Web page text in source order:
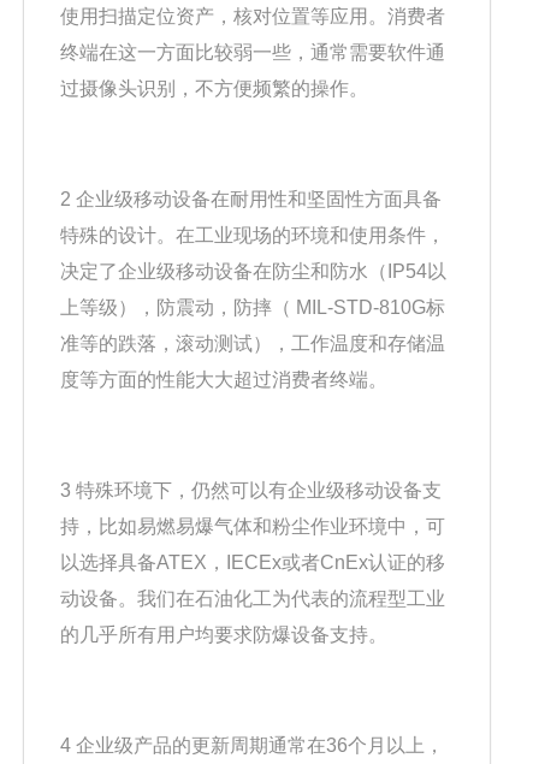
使用扫描定位资产，核对位置等应用。消费者
终端在这一方面比较弱一些，通常需要软件通
过摄像头识别，不方便频繁的操作。
2 企业级移动设备在耐用性和坚固性方面具备
特殊的设计。在工业现场的环境和使用条件，
决定了企业级移动设备在防尘和防水（IP54以
上等级），防震动，防摔（ MIL-STD-810G标
准等的跌落，滚动测试），工作温度和存储温
度等方面的性能大大超过消费者终端。
3 特殊环境下，仍然可以有企业级移动设备支
持，比如易燃易爆气体和粉尘作业环境中，可
以选择具备ATEX，IECEx或者CnEx认证的移
动设备。我们在石油化工为代表的流程型工业
的几乎所有用户均要求防爆设备支持。
4 企业级产品的更新周期通常在36个月以上，